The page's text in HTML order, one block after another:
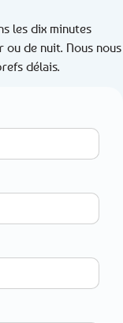
les dix minutes
de nuit. Nous nous
délais.